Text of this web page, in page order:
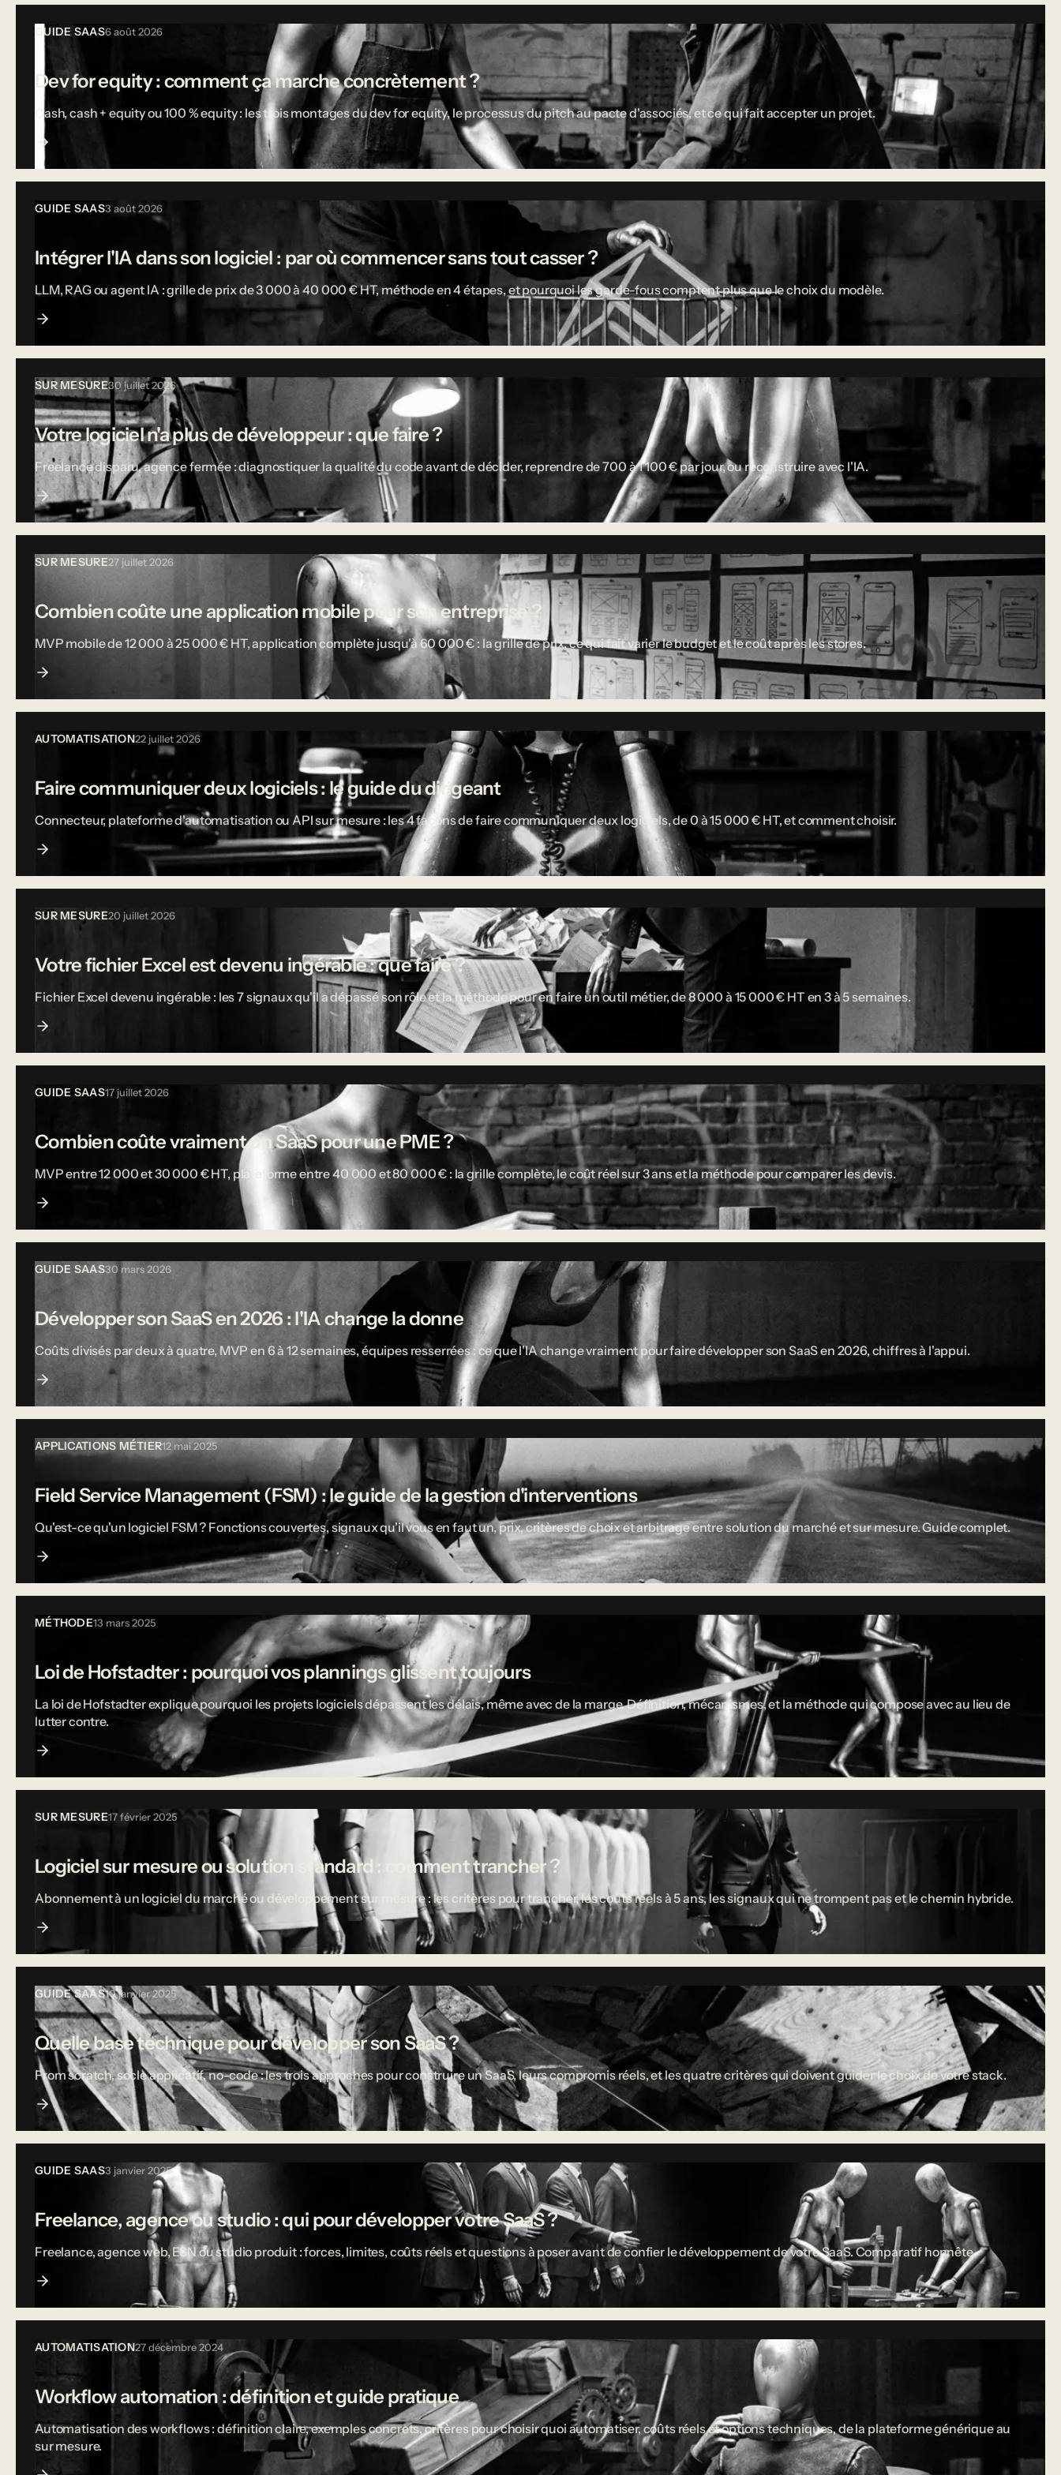
GUIDE SAAS6 août 2026
Dev for equity : comment ça marche concrètement ?
Cash, cash + equity ou 100 % equity : les trois montages du dev for equity, le processus du pitch au pacte d'associés, et ce qui fait accepter un projet.
GUIDE SAAS3 août 2026
Intégrer l'IA dans son logiciel : par où commencer sans tout casser ?
LLM, RAG ou agent IA : grille de prix de 3 000 à 40 000 € HT, méthode en 4 étapes, et pourquoi les garde-fous comptent plus que le choix du modèle.
SUR MESURE30 juillet 2026
Votre logiciel n'a plus de développeur : que faire ?
Freelance disparu, agence fermée : diagnostiquer la qualité du code avant de décider, reprendre de 700 à 1 100 € par jour, ou reconstruire avec l'IA.
SUR MESURE27 juillet 2026
Combien coûte une application mobile pour son entreprise ?
MVP mobile de 12 000 à 25 000 € HT, application complète jusqu'à 60 000 € : la grille de prix, ce qui fait varier le budget et le coût après les stores.
AUTOMATISATION22 juillet 2026
Faire communiquer deux logiciels : le guide du dirigeant
Connecteur, plateforme d'automatisation ou API sur mesure : les 4 façons de faire communiquer deux logiciels, de 0 à 15 000 € HT, et comment choisir.
SUR MESURE20 juillet 2026
Votre fichier Excel est devenu ingérable : que faire ?
Fichier Excel devenu ingérable : les 7 signaux qu'il a dépassé son rôle et la méthode pour en faire un outil métier, de 8 000 à 15 000 € HT en 3 à 5 semaines.
GUIDE SAAS17 juillet 2026
Combien coûte vraiment un SaaS pour une PME ?
MVP entre 12 000 et 30 000 € HT, plateforme entre 40 000 et 80 000 € : la grille complète, le coût réel sur 3 ans et la méthode pour comparer les devis.
GUIDE SAAS30 mars 2026
Développer son SaaS en 2026 : l'IA change la donne
Coûts divisés par deux à quatre, MVP en 6 à 12 semaines, équipes resserrées : ce que l'IA change vraiment pour faire développer son SaaS en 2026, chiffres à l'appui.
APPLICATIONS MÉTIER12 mai 2025
Field Service Management (FSM) : le guide de la gestion d'interventions
Qu'est-ce qu'un logiciel FSM ? Fonctions couvertes, signaux qu'il vous en faut un, prix, critères de choix et arbitrage entre solution du marché et sur mesure. Guide complet.
MÉTHODE13 mars 2025
Loi de Hofstadter : pourquoi vos plannings glissent toujours
La loi de Hofstadter explique pourquoi les projets logiciels dépassent les délais, même avec de la marge. Définition, mécanismes, et la méthode qui compose avec au lieu de
lutter contre.
SUR MESURE17 février 2025
Logiciel sur mesure ou solution standard : comment trancher ?
Abonnement à un logiciel du marché ou développement sur mesure : les critères pour trancher, les coûts réels à 5 ans, les signaux qui ne trompent pas et le chemin hybride.
GUIDE SAAS10 janvier 2025
Quelle base technique pour développer son SaaS ?
From scratch, socle applicatif, no-code : les trois approches pour construire un SaaS, leurs compromis réels, et les quatre critères qui doivent guider le choix de votre stack.
GUIDE SAAS3 janvier 2025
Freelance, agence ou studio : qui pour développer votre SaaS ?
Freelance, agence web, ESN ou studio produit : forces, limites, coûts réels et questions à poser avant de confier le développement de votre SaaS. Comparatif honnête.
AUTOMATISATION27 décembre 2024
Workflow automation : définition et guide pratique
Automatisation des workflows : définition claire, exemples concrets, critères pour choisir quoi automatiser, coûts réels et options techniques, de la plateforme générique au
sur mesure.